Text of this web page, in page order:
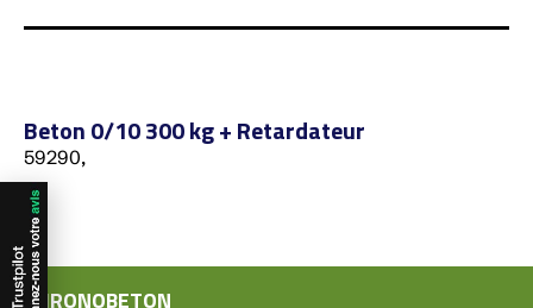
Beton 0/10 300 kg + Retardateur
59290,
CHRONOBETON